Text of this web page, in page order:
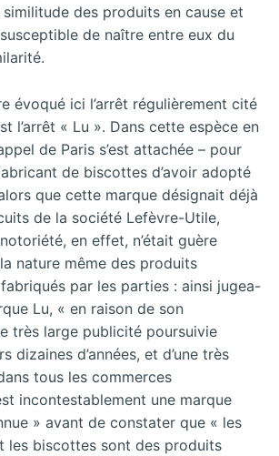
des produits en cause et
de naître entre eux du
évoqué ici l’arrêt régulièrement cité
l’arrêt « Lu ». Dans cette espèce en
de Paris s’est attachée – pour
de biscottes d’avoir adopté
que cette marque désignait déjà
de la société Lefèvre-Utile,
en effet, n’était guère
nature même des produits
par les parties : ainsi jugea-
Lu, « en raison de son
très large publicité poursuivie
dizaines d’années, et d’une très
tous les commerces
incontestablement une marque
» avant de constater que « les
les biscottes sont des produits